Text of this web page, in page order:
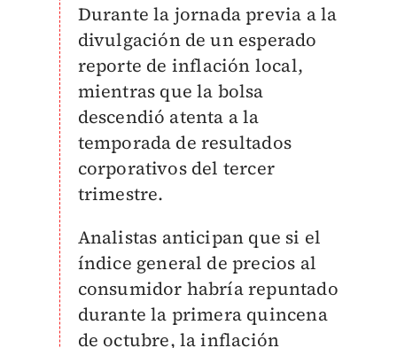
Durante la jornada previa a la
divulgación de un esperado
reporte de inflación local,
mientras que la bolsa
descendió atenta a la
temporada de resultados
corporativos del tercer
trimestre.
Analistas anticipan que si el
índice general de precios al
consumidor habría repuntado
durante la primera quincena
de octubre, la inflación